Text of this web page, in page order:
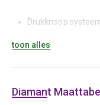
Drukknoop
Latino hak 5
toon alles
Diamant Maattabel